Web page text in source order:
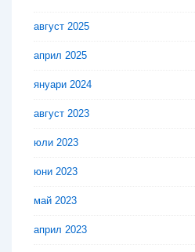
август 2025
април 2025
януари 2024
август 2023
юли 2023
юни 2023
май 2023
април 2023